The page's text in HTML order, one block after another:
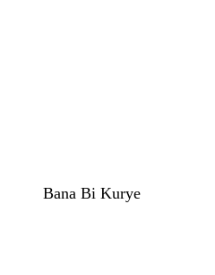
Bana Bi Kurye